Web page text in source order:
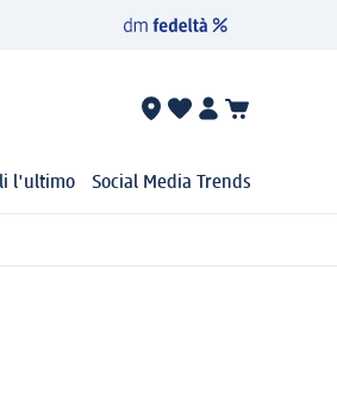
l'ultimo Social Media Trends